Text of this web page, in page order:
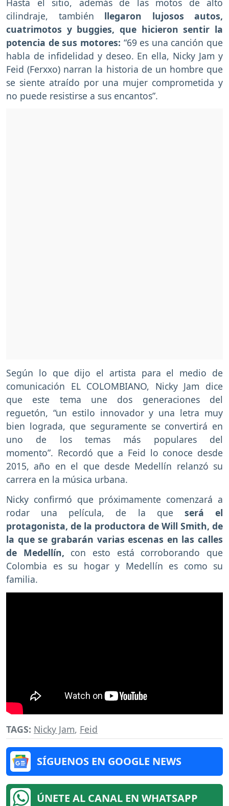
cilindraje, también llegaron lujosos autos,
cuatrimotos y buggies, que hicieron sentir la
potencia de sus motores: “69 es una canción que
habla de infidelidad y deseo. En ella, Nicky Jam y
Feid (Ferxxo) narran la historia de un hombre que
se siente atraído por una mujer comprometida y
no puede resistirse a sus encantos”.
Según lo que dijo el artista para el medio de
comunicación EL COLOMBIANO, Nicky Jam dice
que este tema une dos generaciones del
reguetón, “un estilo innovador y una letra muy
bien lograda, que seguramente se convertirá en
uno de los temas más populares del
momento”. Recordó que a Feid lo conoce desde
2015, año en el que desde Medellín relanzó su
carrera en la música urbana.
Nicky confirmó que próximamente comenzará a
rodar una película, de la que será el
protagonista, de la productora de Will Smith, de
la que se grabarán varias escenas en las calles
de Medellín, con esto está corroborando que
Colombia es su hogar y Medellín es como su
familia.
TAGS: Nicky Jam, Feid
SÍGUENOS EN GOOGLE NEWS
ÚNETE AL CANAL EN WHATSAPP